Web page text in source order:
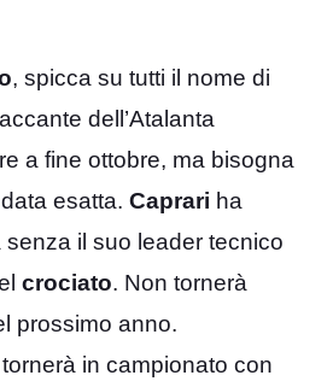
, spicca su tutti il nome di
dell’Atalanta
a fine ottobre, ma bisogna
esatta. Caprari ha
senza il suo leader tecnico
crociato. Non tornerà
prossimo anno.
in campionato con